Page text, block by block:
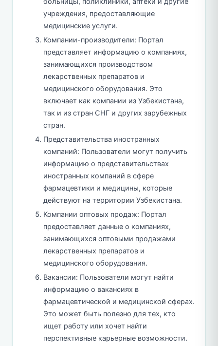
учреждения, предоставляющие
медицинские услуги.
Компании-производители: Портал
представляет информацию о компаниях,
занимающихся производством
лекарственных препаратов и
медицинского оборудования. Это
включает как компании из Узбекистана,
так и из стран СНГ и других зарубежных
стран.
Представительства иностранных
компаний: Пользователи могут получить
информацию о представительствах
иностранных компаний в сфере
фармацевтики и медицины, которые
действуют на территории Узбекистана.
Компании оптовых продаж: Портал
предоставляет данные о компаниях,
занимающихся оптовыми продажами
лекарственных препаратов и
медицинского оборудования.
Вакансии: Пользователи могут найти
информацию о вакансиях в
фармацевтической и медицинской сферах.
Это может быть полезно для тех, кто
ищет работу или хочет найти
перспективные карьерные возможности.